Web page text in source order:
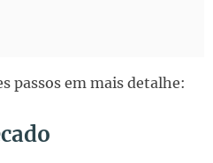
passos em mais detalhe: